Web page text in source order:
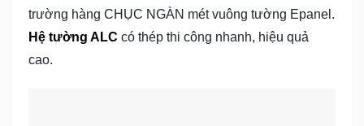
trường hàng CHỤC NGÀN mét vuông tường Epanel.
Hệ tường ALC có thép thi công nhanh, hiệu quả
cao.